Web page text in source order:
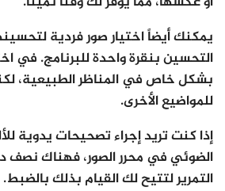
يمكنك أيضاً اختيار صور فردية
التحسين بنقرة واحدة للبرنامج. في
بشكل خاص في المناظر الطبيعية،
للمواضيع الأخرى.
إذا كنت تريد إجراء تصحيحات يدوية
الضوئي في محرر الصور، فهناك نصف
التمرير لتتيح لك القيام بذلك بالضبط.